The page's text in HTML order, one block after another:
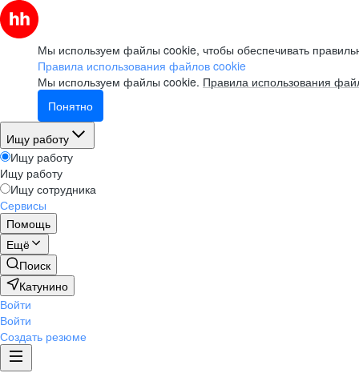
Мы используем файлы cookie, чтобы обеспечивать
Правила использования файлов cookie
Мы используем файлы cookie. Правила использования
Понятно
Ищу работу
Ищу работу
Ищу работу
Ищу сотрудника
Сервисы
Помощь
Ещё
Поиск
Катунино
Войти
Войти
Создать резюме